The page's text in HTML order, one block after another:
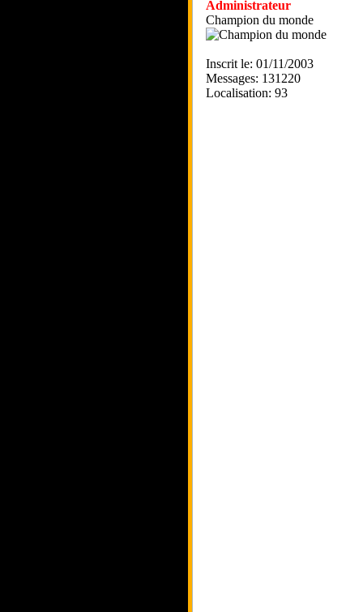
Administrateur
Champion du monde
Inscrit le: 01/11/2003
Messages: 131220
Localisation: 93